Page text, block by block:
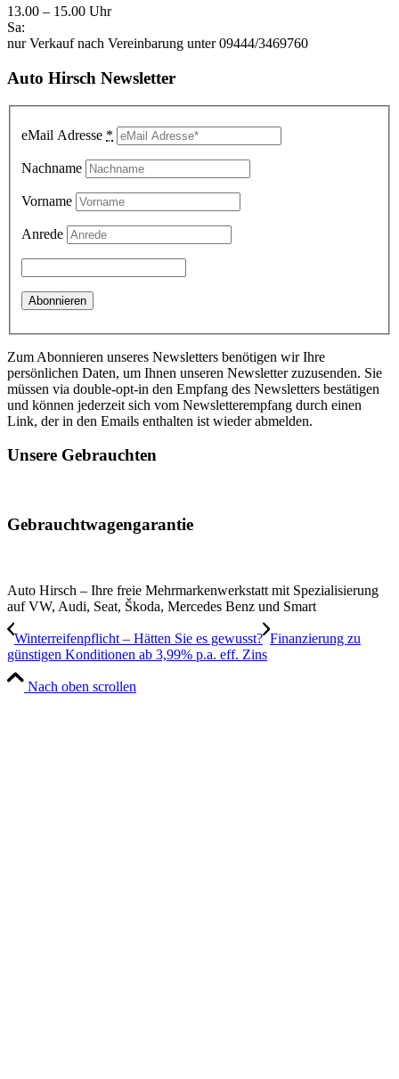
13.00 – 15.00 Uhr
Sa:
nur Verkauf nach Vereinbarung unter 09444/3469760
Auto Hirsch Newsletter
eMail Adresse *
Nachname
Vorname
Anrede
Zum Abonnieren unseres Newsletters benötigen wir Ihre
persönlichen Daten, um Ihnen unseren Newsletter zuzusenden. Sie
müssen via double-opt-in den Empfang des Newsletters bestätigen
und können jederzeit sich vom Newsletterempfang durch einen
Link, der in den Emails enthalten ist wieder abmelden.
Unsere Gebrauchten
Gebrauchtwagengarantie
Auto Hirsch – Ihre freie Mehrmarkenwerkstatt mit Spezialisierung
auf VW, Audi, Seat, Škoda, Mercedes Benz und Smart
Winterreifenpflicht – Hätten Sie es gewusst? Finanzierung zu
günstigen Konditionen ab 3,99% p.a. eff. Zins
Nach oben scrollen